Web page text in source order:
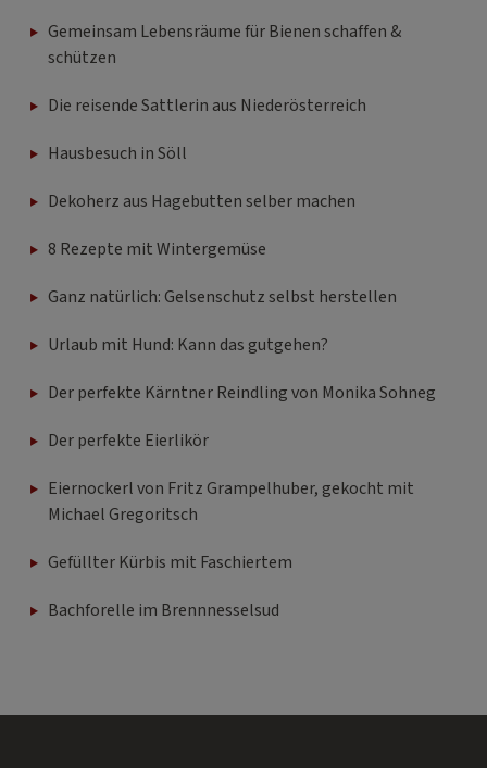
Gemeinsam Lebensräume für Bienen schaffen &
schützen
Die reisende Sattlerin aus Niederösterreich
Hausbesuch in Söll
Dekoherz aus Hagebutten selber machen
8 Rezepte mit Wintergemüse
Ganz natürlich: Gelsenschutz selbst herstellen
Urlaub mit Hund: Kann das gutgehen?
Der perfekte Kärntner Reindling von Monika Sohneg
Der perfekte Eierlikör
Eiernockerl von Fritz Grampelhuber, gekocht mit
Michael Gregoritsch
Gefüllter Kürbis mit Faschiertem
Bachforelle im Brennnesselsud